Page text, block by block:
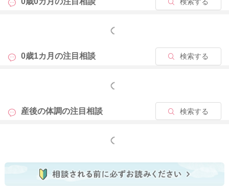
もっと見る
0歳1カ月の注目相談 検索する
もっと見る
産後の体調の注目相談 検索する
もっと見る